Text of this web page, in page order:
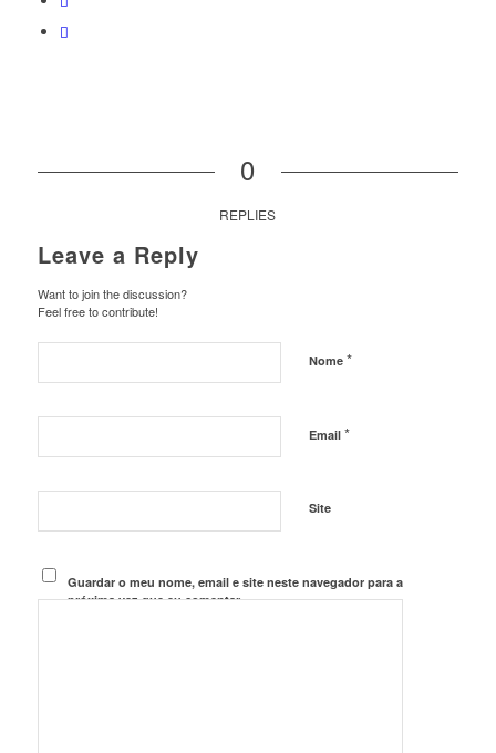
0
REPLIES
Leave a Reply
Want to join the discussion?
Feel free to contribute!
Nome *
Email *
Site
Guardar o meu nome, email e site neste navegador para a
próxima vez que eu comentar.